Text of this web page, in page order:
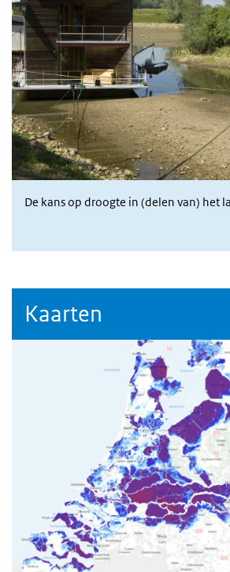
De kans op droogte in (delen van) het
Kaarten